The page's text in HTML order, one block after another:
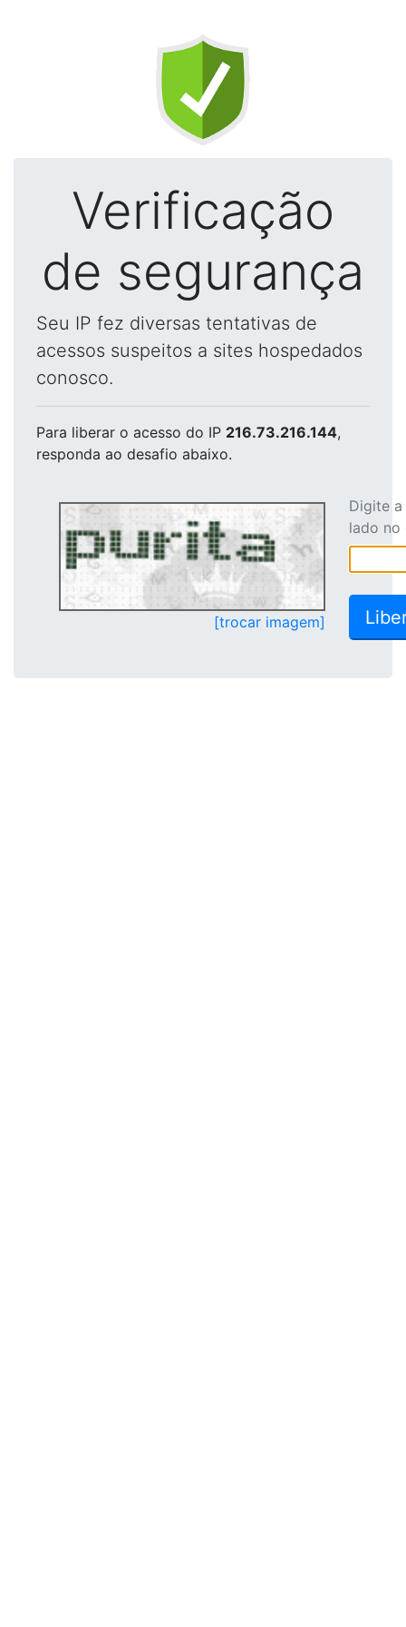
Verificação
de segurança
Seu IP fez diversas tentativas de
acessos suspeitos a sites hospedados
conosco.
Para liberar o acesso do IP 216.73.216.144,
responda ao desafio abaixo.
[trocar imagem]
Digite
lado no